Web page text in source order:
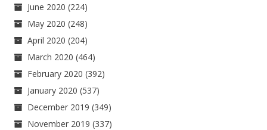
June 2020 (224)
May 2020 (248)
April 2020 (204)
March 2020 (464)
February 2020 (392)
January 2020 (537)
December 2019 (349)
November 2019 (337)